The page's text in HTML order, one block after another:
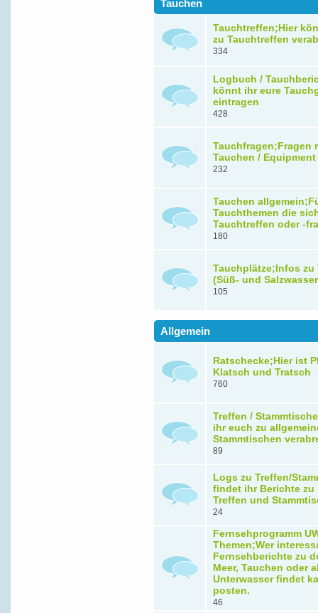
Tauchen
Tauchtreffen;Hier
zu Tauchtreffen
334
Logbuch /
könnt ihr eure
eintragen
428
Tauchfragen;Fragen
Tauchen / Equipment
232
Tauchen
Tauchthemen die
Tauchtreffen oder -
180
Tauchplätze;Infos zu
(Süß- und Salzwasser
105
Allgemein
Ratschecke;Hier ist
Klatsch und Tratsch
760
Treffen /
ihr euch zu
Stammtischen
89
Logs zu Treffen/
findet ihr Berichte zu
Treffen und
24
Fernsehprogramm
Themen;Wer
Fernsehberichte zu
Meer, Tauchen oder
Unterwasser findet
posten.
46